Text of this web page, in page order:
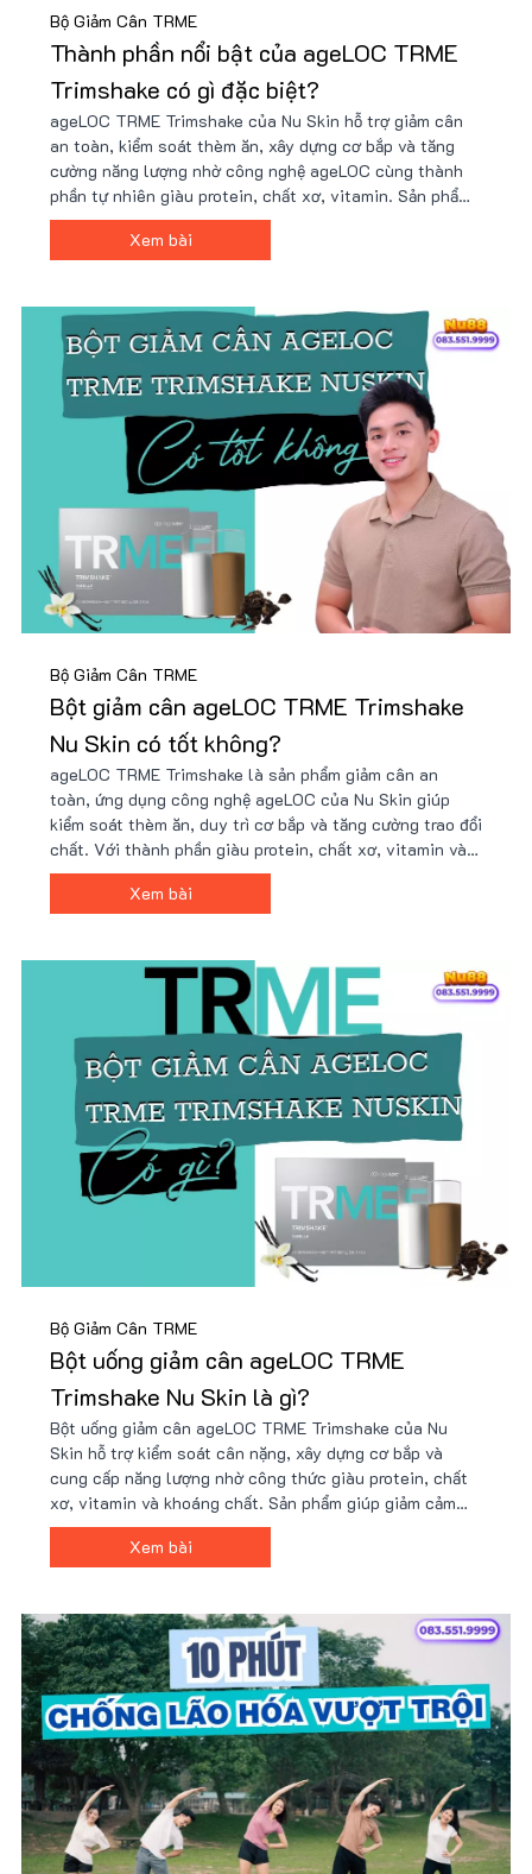
Bộ Giảm Cân TRME
Thành phần nổi bật của ageLOC TRME
Trimshake có gì đặc biệt?
ageLOC TRME Trimshake của Nu Skin hỗ trợ giảm cân
an toàn, kiểm soát thèm ăn, xây dựng cơ bắp và tăng
cường năng lượng nhờ công nghệ ageLOC cùng thành
phần tự nhiên giàu protein, chất xơ, vitamin. Sản phẩm
tiện lợi, dễ sử dụng, phù hợp lối sống bận rộn và mục
tiêu sức khỏe. Giá ưu đãi tại Nu88!
Xem bài
Bộ Giảm Cân TRME
Bột giảm cân ageLOC TRME Trimshake
Nu Skin có tốt không?
ageLOC TRME Trimshake là sản phẩm giảm cân an
toàn, ứng dụng công nghệ ageLOC của Nu Skin giúp
kiểm soát thèm ăn, duy trì cơ bắp và tăng cường trao đổi
chất. Với thành phần giàu protein, chất xơ, vitamin và
khoáng chất, Trimshake hỗ trợ cải thiện vóc dáng hiệu
quả. Mua ngay tại Nu88 để có giá ưu đãi!
Xem bài
Bộ Giảm Cân TRME
Bột uống giảm cân ageLOC TRME
Trimshake Nu Skin là gì?
Bột uống giảm cân ageLOC TRME Trimshake của Nu
Skin hỗ trợ kiểm soát cân nặng, xây dựng cơ bắp và
cung cấp năng lượng nhờ công thức giàu protein, chất
xơ, vitamin và khoáng chất. Sản phẩm giúp giảm cảm
giác thèm ăn, tăng cường trao đổi chất và phù hợp với
người bận rộn hoặc tập luyện. Giá tốt tại Nu88!
Xem bài